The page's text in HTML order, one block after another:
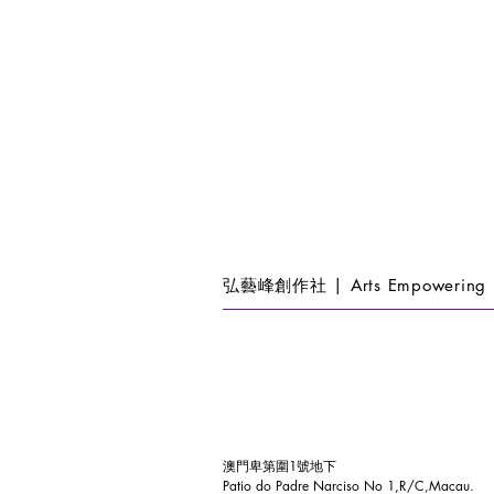
弘藝峰創作社 | Arts Empowering
澳門卑第圍1號地下
Patio do Padre Narciso No 1,R/C,Macau.